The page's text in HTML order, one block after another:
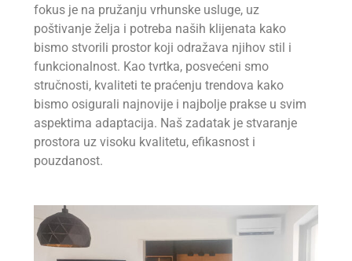
fokus je na pružanju vrhunske usluge, uz
poštivanje želja i potreba naših klijenata kako
bismo stvorili prostor koji odražava njihov stil i
funkcionalnost. Kao tvrtka, posvećeni smo
stručnosti, kvaliteti te praćenju trendova kako
bismo osigurali najnovije i najbolje prakse u svim
aspektima adaptacija. Naš zadatak je stvaranje
prostora uz visoku kvalitetu, efikasnost i
pouzdanost.